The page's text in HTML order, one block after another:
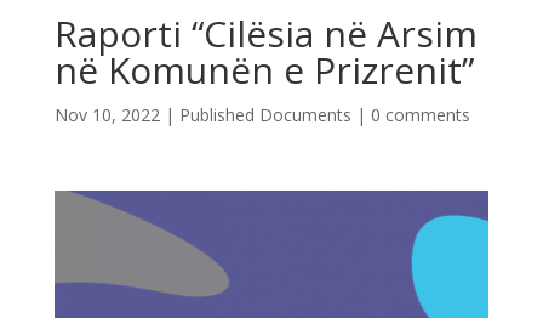
Raporti “Cilësia në Arsim
në Komunën e Prizrenit”
Nov 10, 2022| Published Documents | 0 comments